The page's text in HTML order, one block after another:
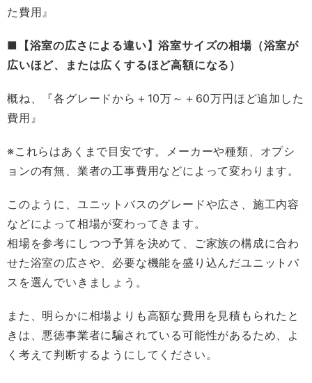
た費用』
■【浴室の広さによる違い】浴室サイズの相場（浴室が
広いほど、または広くするほど高額になる）
概ね、『各グレードから＋10万～＋60万円ほど追加した
費用』
※これらはあくまで目安です。メーカーや種類、オプシ
ョンの有無、業者の工事費用などによって変わります。
このように、ユニットバスのグレードや広さ、施工内容
などによって相場が変わってきます。
相場を参考にしつつ予算を決めて、ご家族の構成に合わ
せた浴室の広さや、必要な機能を盛り込んだユニットバ
スを選んでいきましょう。
また、明らかに相場よりも高額な費用を見積もられたと
きは、悪徳事業者に騙されている可能性があるため、よ
く考えて判断するようにしてください。